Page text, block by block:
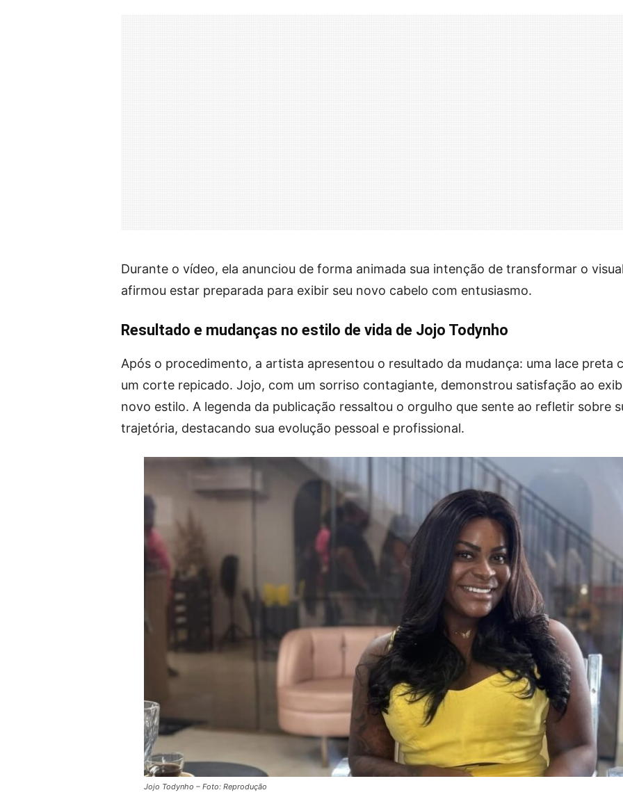
Durante o vídeo, ela anunciou de forma animada sua intenção de transformar o
afirmou estar preparada para exibir seu novo cabelo com entusiasmo.
Resultado e mudanças no estilo de vida de Jojo Todynho
Após o procedimento, a artista apresentou o resultado da mudança: uma lace preta
um corte repicado. Jojo, com um sorriso contagiante, demonstrou satisfação ao
novo estilo. A legenda da publicação ressaltou o orgulho que sente ao refletir sobre
trajetória, destacando sua evolução pessoal e profissional.
Jojo Todynho – Foto: Reprodução